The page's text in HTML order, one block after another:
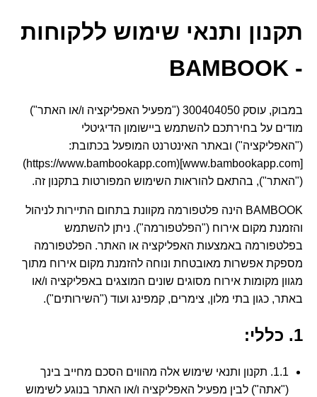
תקנון ותנאי שימוש ללקוחות
- BAMBOOK
במבוק, עוסק 300404050 ("מפעיל האפליקציה ו/או האתר")
מודים על בחירתכם להשתמש ביישומון הדיגיטלי
("האפליקציה") ובאתר האינטרנט המופעל בכתובת:
[www.bambookapp.com](https://www.bambookapp.com)
("האתר"), בהתאם להוראות השימוש המפורטות בתקנון זה.
BAMBOOK הינה פלטפורמה מקוונת בתחום התיירות לניהול
והזמנת מקום אירוח ("הפלטפורמה"). ניתן להשתמש
בפלטפורמה באמצעות האפליקציה או האתר. הפלטפורמה
מספקת אפשרות מאובטחת ונוחה להזמנת מקום אירוח מתוך
מגוון מקומות אירוח מסוגים שונים המוצגים באפליקציה ו/או
באתר, כגון בתי מלון, צימרים, קמפינג ועוד ("השירותים").
1. כללי:
1.1. תקנון ותנאי שימוש אלה מהווים הסכם מחייב בינך
("אתה") לבין מפעיל האפליקציה ו/או האתר בנוגע לשימוש